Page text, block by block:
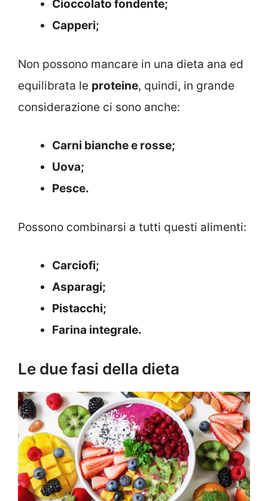
Cioccolato fondente;
Capperi;
Non possono mancare in una dieta ana ed
equilibrata le proteine, quindi, in grande
considerazione ci sono anche:
Carni bianche e rosse;
Uova;
Pesce.
Possono combinarsi a tutti questi alimenti:
Carciofi;
Asparagi;
Pistacchi;
Farina integrale.
Le due fasi della dieta